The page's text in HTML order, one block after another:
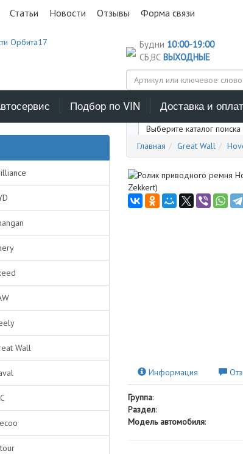
Статьи Новости Отзывы Форма связи
Будни 10:00-19:00
СБ,ВС ВЫХОДНЫЕ
Выберите каталог поиска
Подбор по VIN Доставка и
Wall
Главная Great Wall
Информация
Группа:
Раздел:
Модель автомобиля: